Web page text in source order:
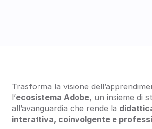
Trasforma la visione
l’ecosistema Adobe, un insieme di
all’avanguardia che rende la
interattiva, coinvolgente e